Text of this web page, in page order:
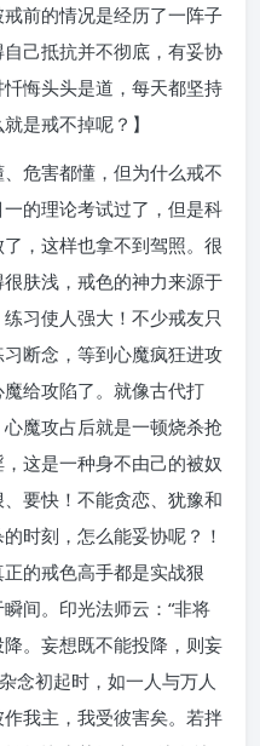
前的情况是经历了一阵子
己抵抗并不彻底，有妥协
悔头头是道，每天都坚持
是戒不掉呢？】
危害都懂，但为什么戒不
的理论考试过了，但是科
，这样也拿不到驾照。很
肤浅，戒色的神力来源于
习使人强大！不少戒友只
断念，等到心魔疯狂进攻
给攻陷了。就像古代打
魔攻占后就是一顿烧杀抢
这是一种身不由己的被奴
要快！不能贪恋、犹豫和
时刻，怎么能妥协呢？！
的戒色高手都是实战狠
间。印光法师云：“非将
。妄想既不能投降，则妄
念初起时，如一人与万人
我主，我受彼害矣。若拌